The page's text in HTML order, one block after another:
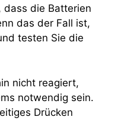
dass die Batterien
das der Fall ist,
testen Sie die
nicht reagiert,
notwendig sein.
Drücken